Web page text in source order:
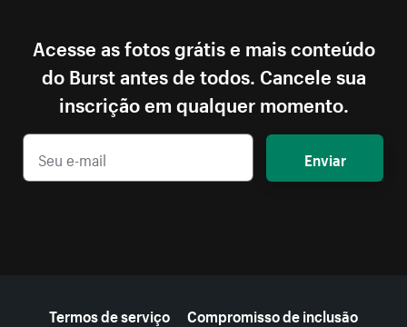
Acesse as fotos grátis e mais conteúdo
do Burst antes de todos. Cancele sua
inscrição em qualquer momento.
Enviar
Termos de serviço
Compromisso de inclusão